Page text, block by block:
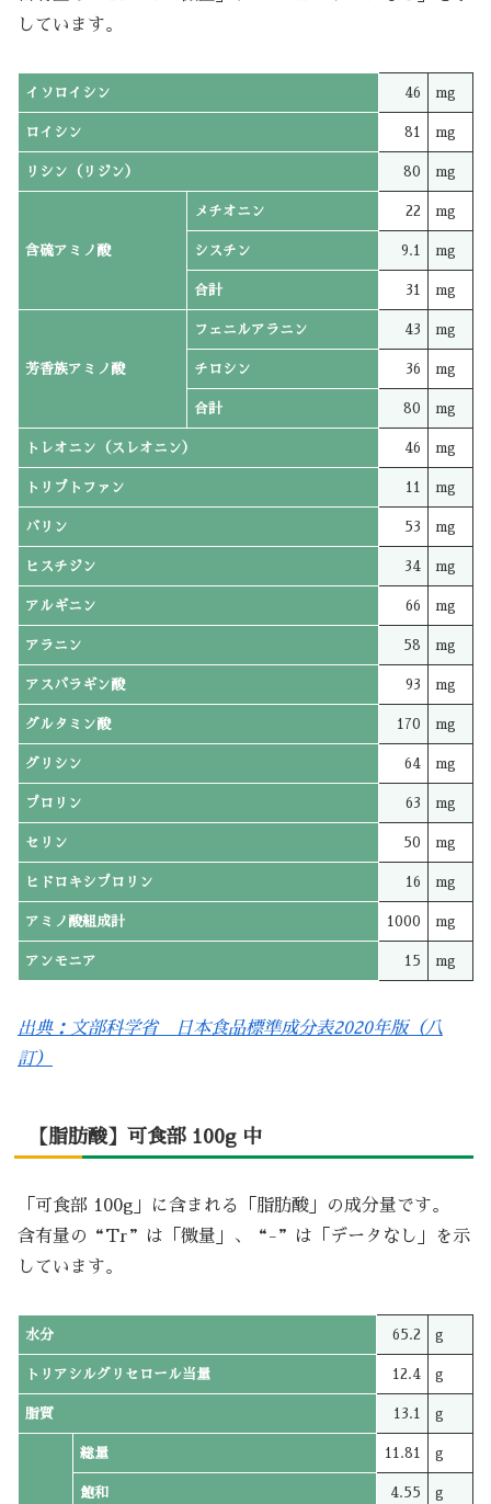
しています。
イソロイシン 46 mg
ロイシン 81 mg
リシン（リジン） 80 mg
含硫アミノ酸
メチオニン 22 mg
シスチン 9.1 mg
合計 31 mg
芳香族アミノ酸
フェニルアラニン 43 mg
チロシン 36 mg
合計 80 mg
トレオニン（スレオニン） 46 mg
トリプトファン 11 mg
バリン 53 mg
ヒスチジン 34 mg
アルギニン 66 mg
アラニン 58 mg
アスパラギン酸 93 mg
グルタミン酸 170 mg
グリシン 64 mg
プロリン 63 mg
セリン 50 mg
ヒドロキシプロリン 16 mg
アミノ酸組成計 1000 mg
アンモニア 15 mg
出典：文部科学省 日本食品標準成分表2020年版（八
訂）
【脂肪酸】可食部 100g 中
「可食部 100g」に含まれる「脂肪酸」の成分量です。
含有量の“Tr”は「微量」、“-”は「データなし」を示
しています。
水分 65.2 g
トリアシルグリセロール当量 12.4 g
脂質 13.1 g
総量 11.81 g
飽和 4.55 g